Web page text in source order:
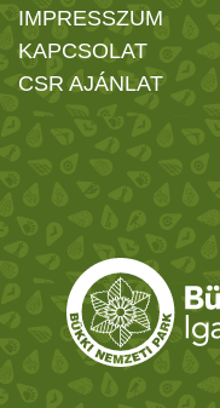
IMPRESSZUM
KAPCSOLAT
CSR AJÁNLAT